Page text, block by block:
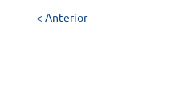
< Anterior